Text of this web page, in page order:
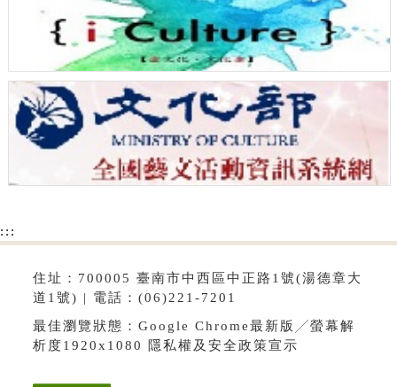
:::
住址：700005 臺南市中西區中正路1號(湯德章大
道1號) | 電話：(06)221-7201
最佳瀏覽狀態：Google Chrome最新版╱螢幕解
析度1920x1080 隱私權及安全政策宣示